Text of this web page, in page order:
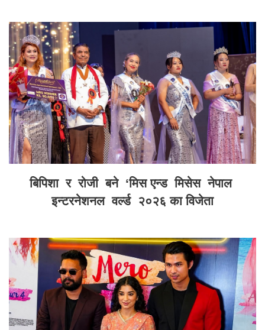
बिपिशा र रोजी बने ‘मिस एन्ड मिसेस नेपाल
इन्टरनेशनल वर्ल्ड २०२६ का विजेता